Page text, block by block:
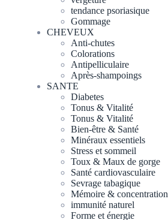
tendance psoriasique
Gommage
CHEVEUX
Anti-chutes
Colorations
Antipelliculaire
Après-shampoings
SANTE
Diabetes
Tonus & Vitalité
Tonus & Vitalité
Bien-être & Santé
Minéraux essentiels
Stress et sommeil
Toux & Maux de gorge
Santé cardiovasculaire
Sevrage tabagique
Mémoire & concentration
immunité naturel
Forme et énergie